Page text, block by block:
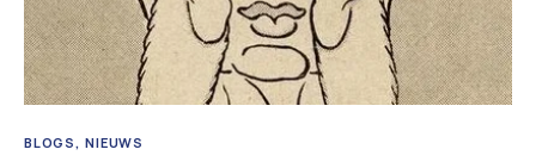
BLOGS NIEUWS